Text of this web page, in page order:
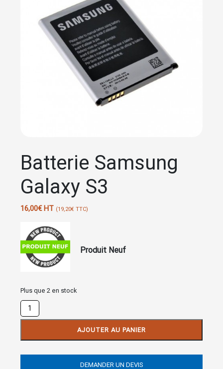
Batterie Samsung
Galaxy S3
16,00€HT (19,20€ TTC)
Produit Neuf
Plus que 2 en stock
quantité
de
S3
AJOUTER AU PANIER
DEMANDER UN DEVIS